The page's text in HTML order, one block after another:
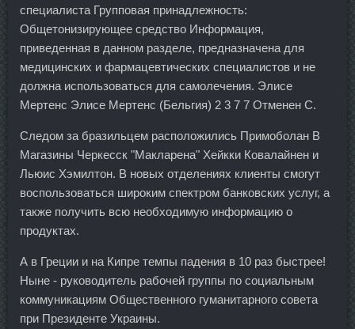
специалиста Групповая принадлежность:
Общетонизирующее средство Информация,
приведенная в данном разделе, предназначена для
медицинских и фармацевтических специалистов и не
должна использоваться для самолечения. Элисе
Мертенс Элисе Мертенс (Бельгия) 2 3 7 7 Отменен С.
Следом за бразильцем расположились Примоболан В
Магазины Черкесск "Макларена" Хейкки Ковалайнен и
Льюис Хэмилтон. В новых отделениях клиенты смогут
воспользоваться широким спектром банковских услуг, а
также получить всю необходимую информацию о
продуктах.
А в Греции и на Кипре темпы падения в 10 раз быстрее!
Ныне - руководитель рабочей группы по социальным
коммуникациям Общественного гуманитарного совета
при Президенте Украины.